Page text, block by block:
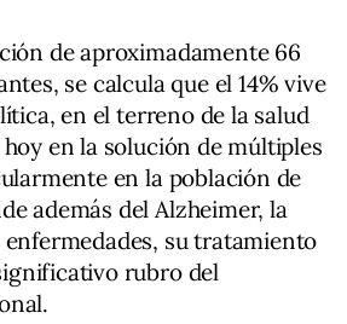
de aproximadamente 66
se calcula que el 14% vive
en el terreno de la salud
en la solución de múltiples
en la población de
además del Alzheimer, la
su tratamiento
rubro del